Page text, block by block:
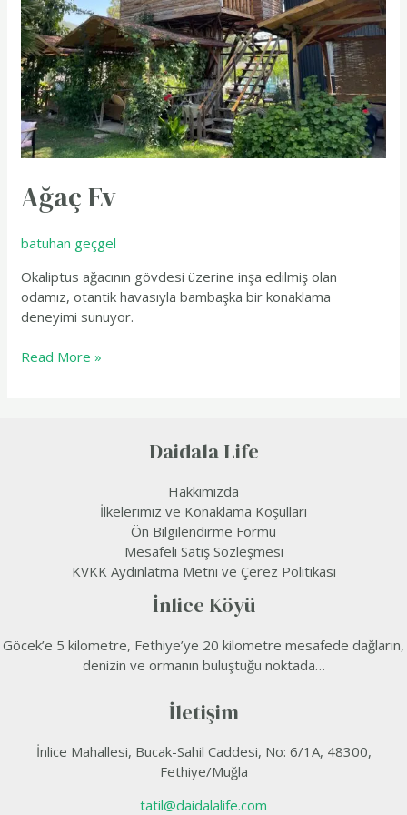
Ağaç Ev
batuhan geçgel
Okaliptus ağacının gövdesi üzerine inşa edilmiş olan
odamız, otantik havasıyla bambaşka bir konaklama
deneyimi sunuyor.
Read More »
Daidala Life
Hakkımızda
İlkelerimiz ve Konaklama Koşulları
Ön Bilgilendirme Formu
Mesafeli Satış Sözleşmesi
KVKK Aydınlatma Metni ve Çerez Politikası
İnlice Köyü
Göcek’e 5 kilometre, Fethiye’ye 20 kilometre mesafede dağların,
denizin ve ormanın buluştuğu noktada…
İletişim
İnlice Mahallesi, Bucak-Sahil Caddesi, No: 6/1A, 48300,
Fethiye/Muğla
tatil@daidalalife.com